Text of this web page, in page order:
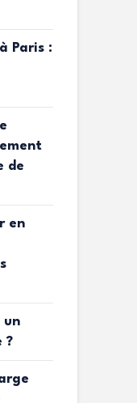
Paris :
de
en
un
?